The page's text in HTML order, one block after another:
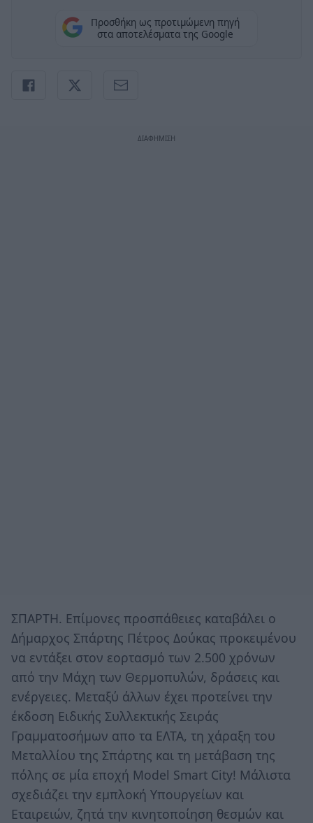
Προσθήκη ως προτιμώμενη πηγή
στα αποτελέσματα της Google
ΣΠΑΡΤΗ. Επίμονες προσπάθειες καταβάλει ο
Δήμαρχος Σπάρτης Πέτρος Δούκας προκειμένου
να εντάξει στον εορτασμό των 2.500 χρόνων
από την Μάχη των Θερμοπυλών, δράσεις και
ενέργειες. Μεταξύ άλλων έχει προτείνει την
έκδοση Ειδικής Συλλεκτικής Σειράς
Γραμματοσήμων απο τα ΕΛΤΑ, τη χάραξη του
Μεταλλίου της Σπάρτης και τη μετάβαση της
πόλης σε μία εποχή Model Smart City! Μάλιστα
σχεδιάζει την εμπλοκή Υπουργείων και
Εταιρειών, ζητά την κινητοποίηση θεσμών και